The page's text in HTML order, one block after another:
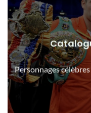
PersonnagesLes gens